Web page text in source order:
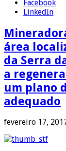
Facebook
LinkedIn
área
da Serra
a
um plano
adequado
fevereiro 17,